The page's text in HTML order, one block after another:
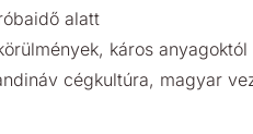
alatt
káros
cégkultúra, magyar